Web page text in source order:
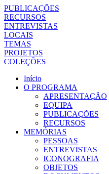
PUBLICAÇÕES
RECURSOS
ENTREVISTAS
LOCAIS
TEMAS
PROJETOS
COLEÇÕES
Início
O PROGRAMA
APRESENTAÇÃO
EQUIPA
PUBLICAÇÕES
RECURSOS
MEMÓRIAS
PESSOAS
ENTREVISTAS
ICONOGRAFIA
OBJETOS